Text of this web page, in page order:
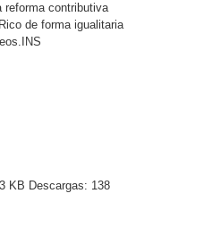
reforma contributiva
de forma igualitaria
KB Descargas: 138